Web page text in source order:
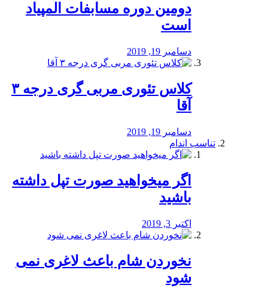
دومین دوره مسابفات المپیاد
است
دسامبر 19, 2019
کلاس تئوری مربی گری درجه ۳
آقا
دسامبر 19, 2019
تناسب اندام
اگر میخواهید صورت تپل داشته
باشید
اکتبر 3, 2019
نخوردن شام باعث لاغری نمی
‌شود